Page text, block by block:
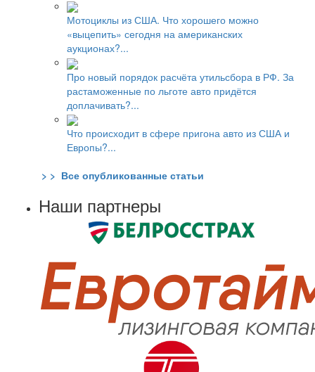
Мотоциклы из США. Что хорошего можно
«выцепить» сегодня на американских
аукционах?...
Про новый порядок расчёта утильсбора в РФ. За
растаможенные по льготе авто придётся
доплачивать?...
Что происходит в сфере пригона авто из США и
Европы?...
> > Все опубликованные статьи
Наши партнеры